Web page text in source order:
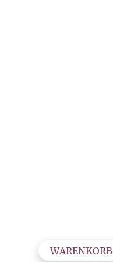
WARENKORB